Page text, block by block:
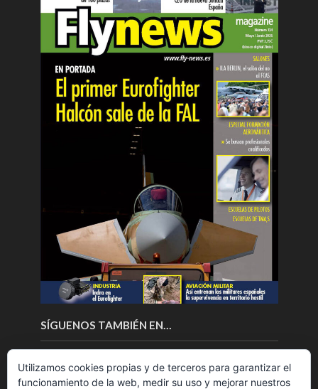
SÍGUENOS TAMBIÉN EN…
Utilizamos cookies propias y de terceros para garantizar el
funcionamiento de la web, medir su uso y mejorar nuestros